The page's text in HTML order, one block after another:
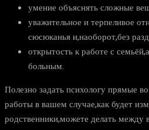
умение объяснять сложные
уважительное и терпеливое
сюсюканья и,наоборот,без
открытость к работе с
больным.
Полезно задать психологу прямые
работы в вашем случае,как будет
родственники,можете делать между